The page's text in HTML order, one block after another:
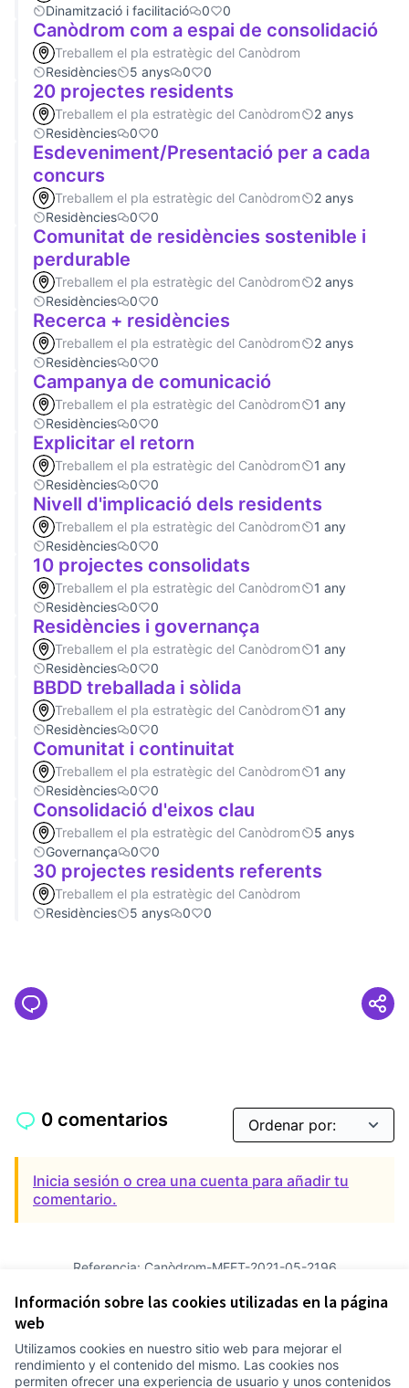
Información sobre las cookies utilizadas en la página
web
Utilizamos cookies en nuestro sitio web para mejorar el
rendimiento y el contenido del mismo. Las cookies nos
permiten ofrecer una experiencia de usuario y unos contenidos
Dinamització i facilitació
0 0
Canòdrom com a espai de consolidació
Treballem el pla estratègic del Canòdrom
Residències
5 anys 0 0
20 projectes residents
Treballem el pla estratègic del Canòdrom
2 anys
Residències
0 0
Esdeveniment/Presentació per a cada
concurs
Treballem el pla estratègic del Canòdrom
2 anys
Residències
0 0
Comunitat de residències sostenible i
perdurable
Treballem el pla estratègic del Canòdrom
2 anys
Residències
0 0
Recerca + residències
Treballem el pla estratègic del Canòdrom
2 anys
Residències
0 0
Campanya de comunicació
Treballem el pla estratègic del Canòdrom
1 any
Residències
0 0
Explicitar el retorn
Treballem el pla estratègic del Canòdrom
1 any
Residències
0 0
Nivell d'implicació dels residents
Treballem el pla estratègic del Canòdrom
1 any
Residències
0 0
10 projectes consolidats
Treballem el pla estratègic del Canòdrom
1 any
Residències
0 0
Residències i governança
Treballem el pla estratègic del Canòdrom
1 any
Residències
0 0
BBDD treballada i sòlida
Treballem el pla estratègic del Canòdrom
1 any
Residències
0 0
Comunitat i continuitat
Treballem el pla estratègic del Canòdrom
1 any
Residències
0 0
Consolidació d'eixos clau
Treballem el pla estratègic del Canòdrom
5 anys
Governança
0 0
30 projectes residents referents
Treballem el pla estratègic del Canòdrom
Residències
5 anys 0 0
0 comentarios
Inicia sesión o crea una cuenta para añadir tu
comentario.
Referencia: Canòdrom-MEET-2021-05-2196
Añadir al calendario
Términos y condiciones de uso
Configuración de cookies